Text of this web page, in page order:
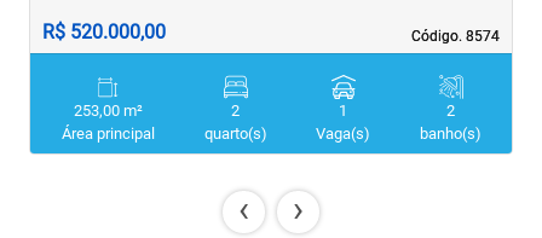
Código. 8574
Código. 8574
R$ 520.000,00
253,00 m²
Área principal
2
quarto(s)
1
Vaga(s)
2
banho(s)
‹ ›